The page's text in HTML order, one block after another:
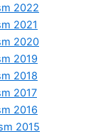
2022
2021
2020
2019
2018
2017
2016
2015